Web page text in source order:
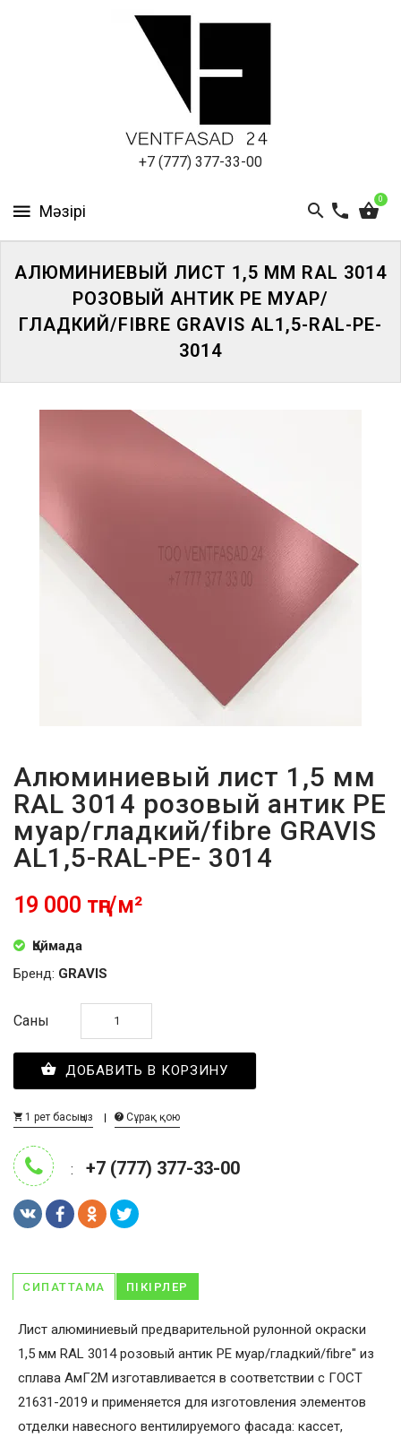
+7 (777) 377-33-00
0
ПАНЕЛИ
АЛЮМИНИЕВЫЙ ЛИСТ 1,5 ММ RAL 3014
РОЗОВЫЙ АНТИК PE МУАР/
ГЛАДКИЙ/FIBRE GRAVIS AL1,5-RAL-PE-
3014
Алюминиевый лист 1,5 мм
RAL 3014 розовый антик PE
муар/гладкий/fibre GRAVIS
AL1,5-RAL-PE- 3014
19 000 тңг/м²
Қоймада
Бренд: GRAVIS
Саны
ДОБАВИТЬ В КОРЗИНУ
1 рет басыңыз Сұрақ қою
: +7 (777) 377-33-00
СИПАТТАМА ПІКІРЛЕР
Лист алюминиевый предварительной рулонной окраски
1,5 мм RAL 3014 розовый антик PE муар/гладкий/fibre" из
сплава АмГ2М изготавливается в соответствии с ГОСТ
21631-2019 и применяется для изготовления элементов
отделки навесного вентилируемого фасада: кассет,